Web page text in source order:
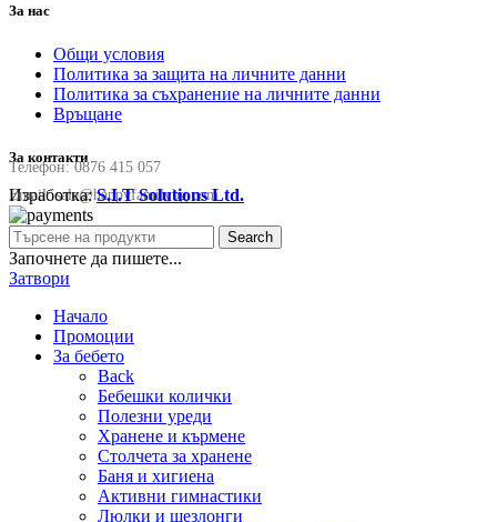
За нас
Общи условия
Политика за защита на личните данни
Политика за съхранение на личните данни
Връщане
За контакти
Телефон:0876 415 057
Email:sale@happyfamilybg.com
Изработка:S.I.T Solutions Ltd.
Search
Започнете да пишете...
Затвори
Начало
Промоции
За бебето
Back
Бебешки колички
Полезни уреди
Хранене и кърмене
Столчета за хранене
Баня и хигиена
Активни гимнастики
Люлки и шезлонги